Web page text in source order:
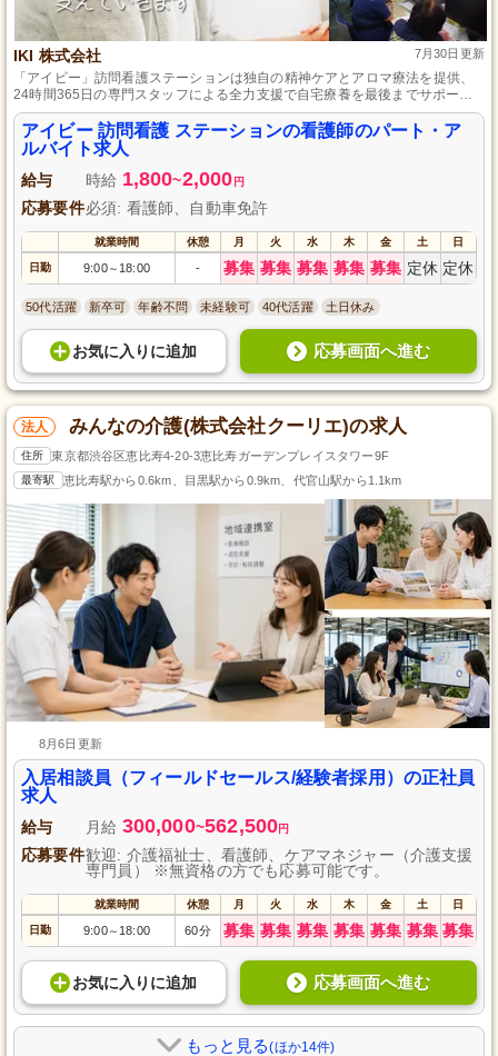
IKI 株式会社 7月30日更新
「アイビー」訪問看護ステーションは独自の精神ケアとアロマ療法を提供、
24時間365日の専門スタッフによる全力支援で自宅療養を最後までサポート
します。
アイビー 訪問看護 ステーションの看護師のパート・ア
ルバイト求人
給与 時給 1,800~2,000 円
応募要件必須: 看護師、自動車免許
就業時間 休憩 月 火 水 木 金 土 日
日勤 9:00～ 18:00 - 募集 募集 募集 募集 募集 定休 定休
50代活躍 新卒可 年齢不問 未経験可 40代活躍 土日休み
お気に入り に追加 応募画面へ進む
法人 みんなの介護(株式会社クーリエ)の求人
住所 東京都渋谷区恵比寿4-20-3恵比寿ガーデンプレイスタワー9F
最寄駅 恵比寿駅から0.6km、目黒駅から0.9km、代官山駅から1.1km
8月6日更新
入居相談員（フィールドセールス/経験者採用）の正社員
求人
給与 月給 300,000~562,500円
応募要件歓迎: 介護福祉士、看護師、ケアマネジャー（介護支援
専門員） ※無資格の方でも応募可能です。
就業時間 休憩 月 火 水 木 金 土 日
日勤 9:00～ 18:00 60分 募集 募集 募集 募集 募集 募集 募集
お気に入り に追加 応募画面へ進む
もっと見る(ほか14件)